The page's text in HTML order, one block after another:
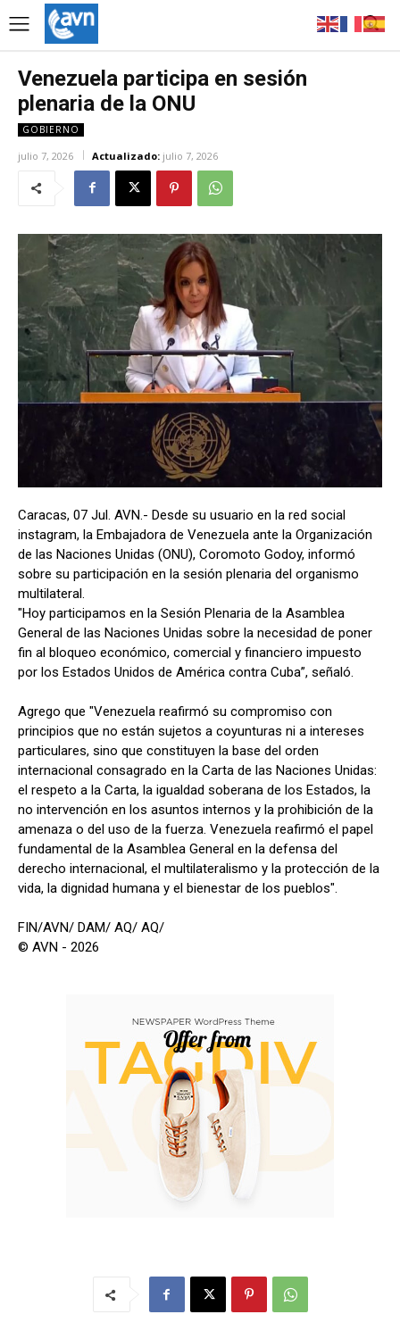
Venezuela participa en sesión
plenaria de la ONU
GOBIERNO
julio 7, 2026 Actualizado: julio 7, 2026
Caracas, 07 Jul. AVN.- Desde su usuario en la red social
instagram, la Embajadora de Venezuela ante la Organización
de las Naciones Unidas (ONU), Coromoto Godoy, informó
sobre su participación en la sesión plenaria del organismo
multilateral.
"Hoy participamos en la Sesión Plenaria de la Asamblea
General de las Naciones Unidas sobre la necesidad de poner
fin al bloqueo económico, comercial y financiero impuesto
por los Estados Unidos de América contra Cuba”, señaló.
Agrego que "Venezuela reafirmó su compromiso con
principios que no están sujetos a coyunturas ni a intereses
particulares, sino que constituyen la base del orden
internacional consagrado en la Carta de las Naciones Unidas:
el respeto a la Carta, la igualdad soberana de los Estados, la
no intervención en los asuntos internos y la prohibición de la
amenaza o del uso de la fuerza. Venezuela reafirmó el papel
fundamental de la Asamblea General en la defensa del
derecho internacional, el multilateralismo y la protección de la
vida, la dignidad humana y el bienestar de los pueblos".
FIN/AVN/ DAM/ AQ/ AQ/
© AVN - 2026